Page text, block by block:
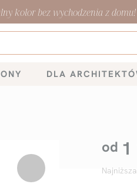
kolor bez wychodzenia z domu!
DLA
od 1